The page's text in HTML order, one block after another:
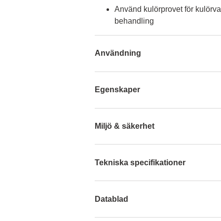
Använd kulörprovet för
behandling
Användning
Egenskaper
Miljö & säkerhet
Tekniska specifikationer
Datablad